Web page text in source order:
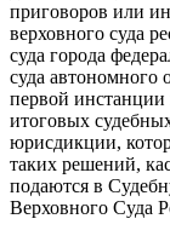
приговоров или
верховного суда
суда города
суда автономного
первой
итоговых
юрисдикции,
таких решений,
подаются в
Верховного Суда